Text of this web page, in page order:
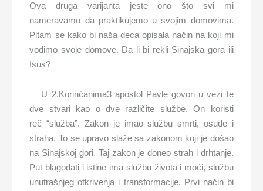
Ova druga varijanta jeste ono što svi mi
nameravamo da praktikujemo u svojim domovima.
Pitam se kako bi naša deca opisala način na koji mi
vodimo svoje domove. Da li bi rekli Sinajska gora ili
Isus?
U 2.Korinćanima3 apostol Pavle govori u vezi te
dve stvari kao o dve različite službe. On koristi
reč “služba”. Zakon je imao službu smrti, osude i
straha. To se upravo slaže sa zakonom koji je došao
na Sinajskoj gori. Taj zakon je doneo strah i drhtanje.
Put blagodati i istine ima službu života i moći, službu
unutrašnjeg otkrivenja i transformacije. Prvi način bi